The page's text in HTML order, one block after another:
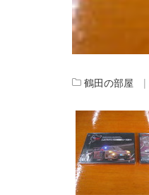
鶴田の部屋 |